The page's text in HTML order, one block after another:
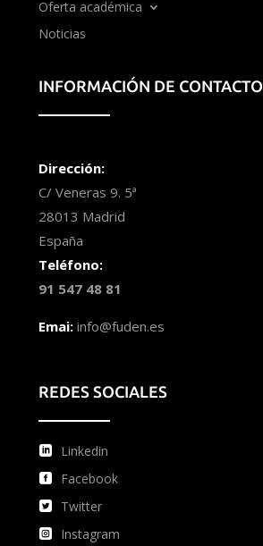
Oferta académica
Noticias
INFORMACIÓN DE CONTACTO
Dirección:
C/ Veneras 9. 5ª
28013 Madrid
España
Teléfono:
91 547 48 81
Emai: info@fuden.es
REDES SOCIALES
Linkedin
Facebook
Twitter
Instagram